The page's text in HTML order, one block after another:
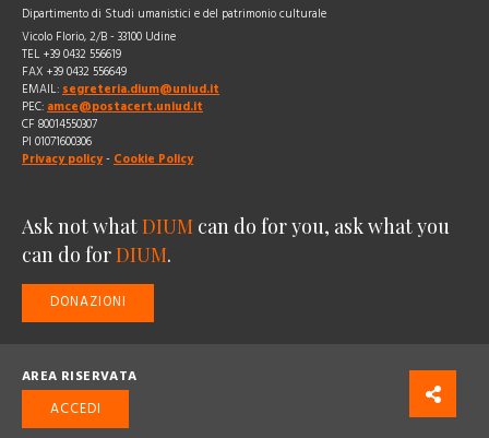
Dipartimento di Studi umanistici e del patrimonio culturale
Vicolo Florio, 2/B - 33100 Udine
TEL +39 0432 556619
FAX +39 0432 556649
EMAIL: segreteria.dium@uniud.it
PEC: amce@postacert.uniud.it
CF 80014550307
PI 01071600306
Privacy policy - Cookie Policy
Ask not whatDIUM can do for you, ask what you
can do forDIUM.
DONAZIONI
AREA RISERVATA
ACCEDI